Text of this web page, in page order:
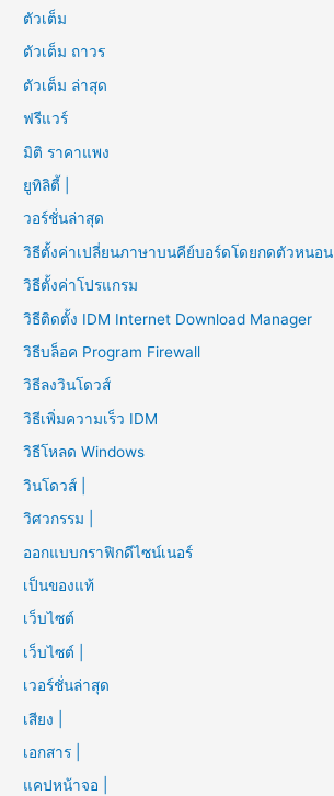
ตัวเต็ม
ตัวเต็ม ถาวร
ตัวเต็ม ล่าสุด
ฟรีแวร์
มิติ ราคาแพง
ยูทิลิตี้ |
วอร์ชั่นล่าสุด
วิธีตั้งค่าเปลี่ยนภาษาบนคีย์บอร์ดโดยกดตัวหนอน
วิธีตั้งค่าโปรแกรม
วิธีติดตั้ง IDM Internet Download Manager
วิธีบล็อค Program Firewall
วิธีลงวินโดวส์
วิธีเพิ่มความเร็ว IDM
วิธีโหลด Windows
วินโดวส์ |
วิศวกรรม |
ออกแบบกราฟิกดีไซน์เนอร์
เป็นของแท้
เว็บไซต์
เว็บไซต์ |
เวอร์ชั่นล่าสุด
เสียง |
เอกสาร |
แคปหน้าจอ |